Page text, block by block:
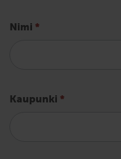
Nimi *
Kaupunki *